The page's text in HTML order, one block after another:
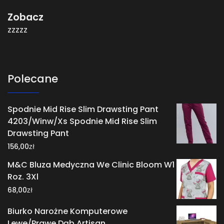
Zobacz
zzzzz
Polecane
Spodnie Mid Rise Slim Drawsting Pant
4203/Winw/Xs Spodnie Mid Rise Slim
Drawsting Pant
156,00zł
M&C Bluza Medyczna We Clinic Bloom W1
Roz. 3Xl
68,00zł
Biurko Narożne Komputerowe